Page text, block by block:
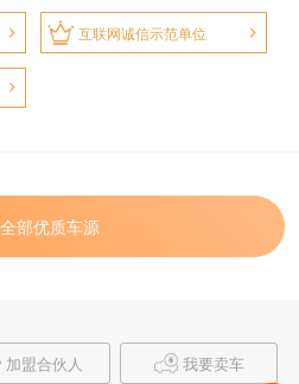
互联网诚信示范单位
部优质车源
加盟合伙人 我要卖车